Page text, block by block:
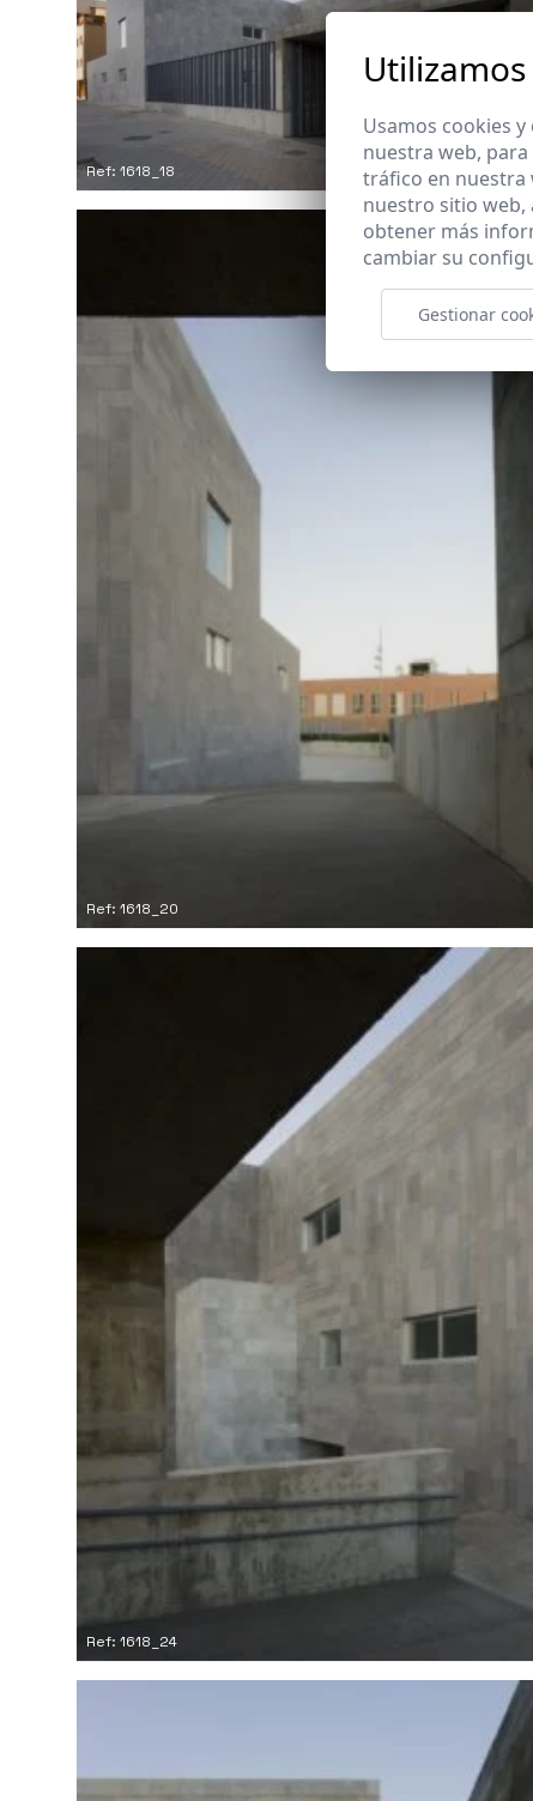
Ref: 1618_18
Ref: 1618_20
Ref: 1618_24
Usamos cookies
nuestra web,
tráfico en nuestra
nuestro sitio web,
obtener más
cambiar su
Gestionar